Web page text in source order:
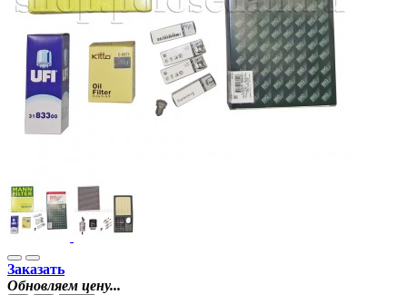
Заказать
Обновляем цену...